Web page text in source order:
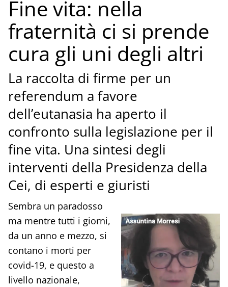
Fine vita: nella
fraternità ci si prende
cura gli uni degli altri
La raccolta di firme per un
referendum a favore
dell’eutanasia ha aperto il
confronto sulla legislazione per il
fine vita. Una sintesi degli
interventi della Presidenza della
Cei, di esperti e giuristi
Sembra un paradosso
ma mentre tutti i giorni,
da un anno e mezzo, si
contano i morti per
covid-19, e questo a
livello nazionale,